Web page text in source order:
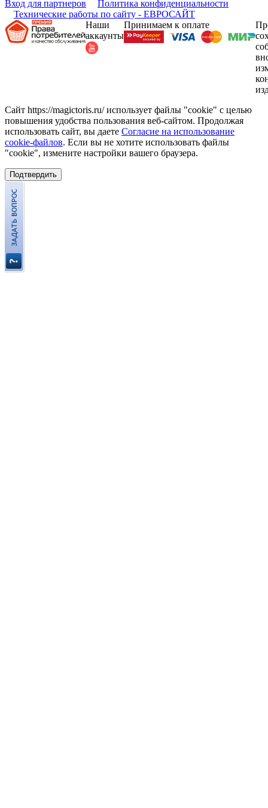
Вход для партнеров
Политика конфиденциальности
Технические работы по сайту - ЕВРОСАЙТ
Наши
аккаунты
Принимаем к оплате
Сайт https://magictoris.ru/ использует файлы "cookie" с целью
повышения удобства пользования веб-сайтом. Продолжая
использовать сайт, вы даете Согласие на использование
cookie-файлов. Если вы не хотите использовать файлы
"cookie", измените настройки вашего браузера.
Подтвердить